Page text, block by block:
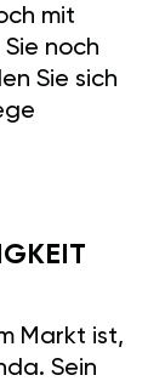
mit
noch
Sie sich
Markt ist,
Sein